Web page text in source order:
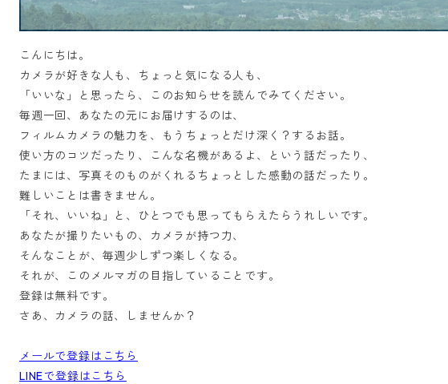
こんにちは。
カメラが好きな人も、ちょっと気になる人も、
「いいな」と思ったら、このお知らせを読んでみてください。
毎週一回、あなたの元にお届けするのは、
フィルムカメラの魅力を、もうちょっとだけ深く？するお話。
使い方のコツだったり、こんな名機があるよ、という話だったり、
たまには、写真そのものがくれるちょっとした感動の話だったり。
難しいことは書きません。
「それ、いいね」と、ひとつでも思ってもらえたらうれしいです。
あなたが撮りたいもの、カメラが持つ力、
そんなことが、毎週少しずつ楽しくなる。
それが、このメルマガの目指していることです。
登録は無料です。
さあ、カメラの話、しませんか？
メールで登録はこちら
LINEで登録はこちら